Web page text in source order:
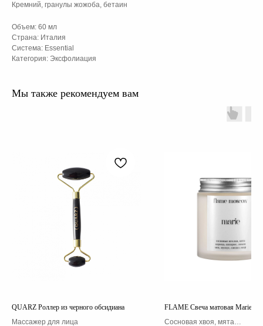
Кремний, гранулы жожоба, бетаин
Объем: 60 мл
Страна: Италия
Система: Essential
Категория: Эксфолиация
Мы также рекомендуем вам
QUARZ Роллер из черного обсидиана
Массажер для лица
FLAME Свеча матовая Marie
Сосновая хвоя, мята